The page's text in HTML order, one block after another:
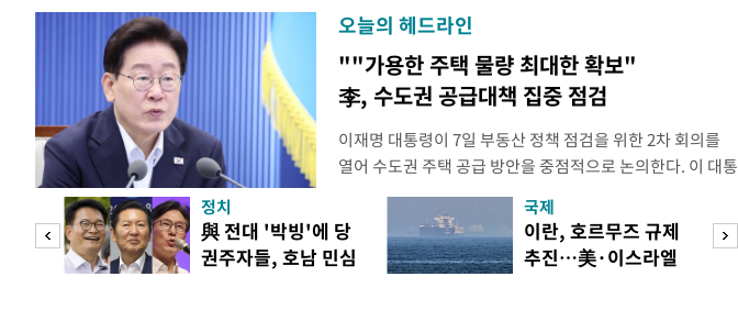
오늘의 헤드라인
""가용한 주택 물량 최대한 확보"
李, 수도권 공급대책 집중 점검
이재명 대통령이 7일 부동산 정책 점검을 위한 2차 회의를
열어 수도권 주택 공급 방안을 중점적으로 논의한다. 이 대통
령은 이날 오후 2시 청와대에서 부동산 정책 점검 2차 회의
를 비공개로 주재한다. 지난 3일 부동산·주식 시장 점검 비
공개 회의에서 "가용한 주택 공급 물량을 최대한 확보하
라"고 지시한 지 나흘 만이다. 앞서 이 대통령은 1차
정치
與 전대 '박빙'에 당
권주자들, 호남 민심
국제
이란, 호르무즈 규제
추진…美·이스라엘